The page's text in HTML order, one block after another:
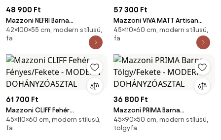
48 900 Ft
Mazzoni NEFRI Barna
Tölgy/Fekete Matt - MODERN
DOHÁNYZÓASZTAL
42×100×55 cm, modern stílusú,
fa
57 300 Ft
Mazzoni VIVA MATT Artisan
Tölgy/Bézs - MODERN
DOHÁNYZÓASZTAL POLCOKKAL
45×110×60 cm, modern stílusú,
fa
61 700 Ft
Mazzoni CLIFF Fehér
Fényes/Fekete - MODERN
DOHÁNYZÓASZTAL
45×110×60 cm, modern stílusú,
fa
36 800 Ft
Mazzoni PRIMA Barna
Tölgy/Fekete - MODERN
DOHÁNYZÓASZTAL
45×90×50 cm, modern stílusú,
tölgyfa